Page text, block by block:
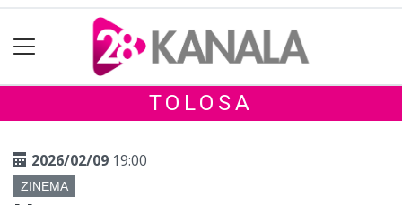
TOLOSA
2026/02/09 19:00
ZINEMA